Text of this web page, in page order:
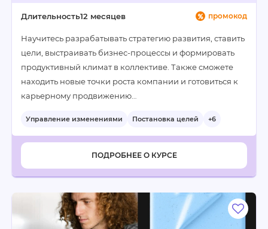
промокод
Длительность12 месяцев
Научитесь разрабатывать стратегию развития, ставить
цели, выстраивать бизнес-процессы и формировать
продуктивный климат в коллективе. Также сможете
находить новые точки роста компании и готовиться к
карьерному продвижению…
Управление изменениями Постановка целей +6
ПОДРОБНЕЕ О КУРСЕ